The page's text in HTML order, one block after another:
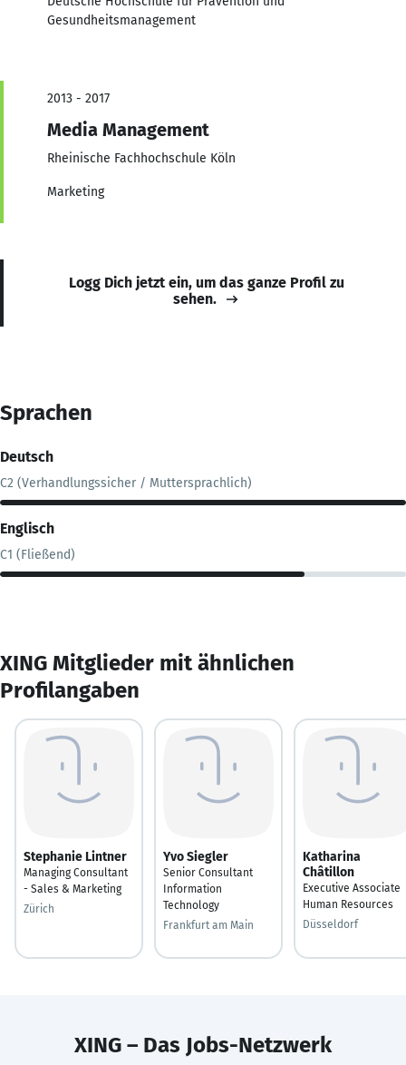
Gesundheitsmanagement
2013 - 2017
Media Management
Rheinische Fachhochschule Köln
Marketing
Logg Dich jetzt ein, um das ganze Profil zu
sehen.
Sprachen
Deutsch
C2 (Verhandlungssicher / Muttersprachlich)
Englisch
C1 (Fließend)
XING Mitglieder mit ähnlichen
Profilangaben
Stephanie Lintner
Managing Consultant
- Sales & Marketing
Zürich
Yvo Siegler
Senior Consultant
Information
Technology
Frankfurt am Main
Katharina
Châtillon
Executive Associate
Human Resources
Düsseldorf
XING – Das Jobs-Netzwerk